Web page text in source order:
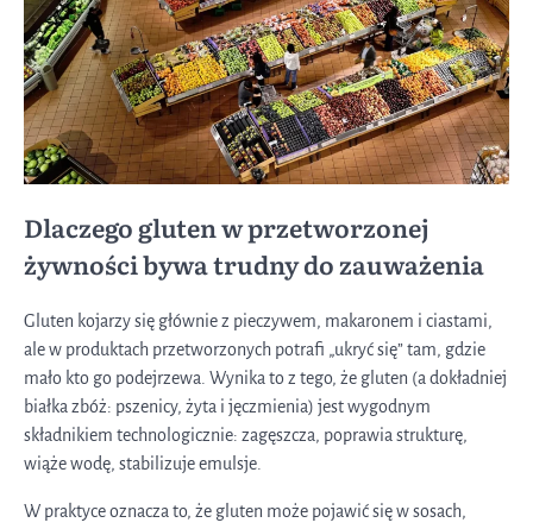
Dlaczego gluten w przetworzonej
żywności bywa trudny do zauważenia
Gluten kojarzy się głównie z pieczywem, makaronem i ciastami,
ale w produktach przetworzonych potrafi „ukryć się” tam, gdzie
mało kto go podejrzewa. Wynika to z tego, że gluten (a dokładniej
białka zbóż: pszenicy, żyta i jęczmienia) jest wygodnym
składnikiem technologicznie: zagęszcza, poprawia strukturę,
wiąże wodę, stabilizuje emulsje.
W praktyce oznacza to, że gluten może pojawić się w sosach,